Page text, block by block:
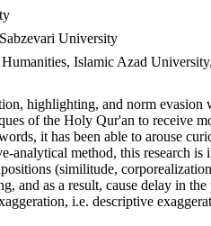
University
Islamic Azad
highlighting, and norm
of the Holy Qur'an to
it has been able to arouse
analytical method, this research
(similitude,
and as a result, cause delay in
i.e. descriptive